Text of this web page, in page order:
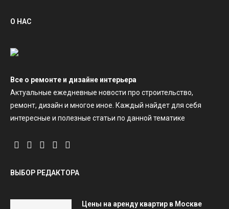
О НАС
Все о ремонте и дизайне интерьера
Актуальные ежедневные новости про строительство,
ремонт, дизайн и многое иное. Каждый найдет для себя
интересные и полезные статьи по данной тематике
ВЫБОР РЕДАКТОРА
Цены на аренду квартир в Москве